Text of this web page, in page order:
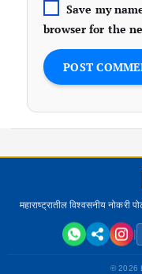
Save my
browser for the
महाराष्ट्रातील विश्वसनीय नोकरी
|
© 2026